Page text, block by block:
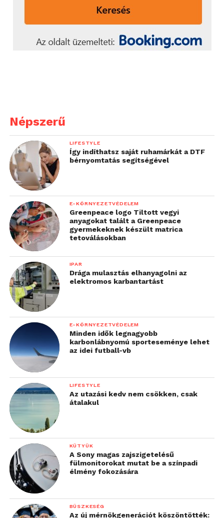
Népszerű
LIFESTYLE
Így indíthatsz saját ruhamárkát a DTF
bérnyomtatás segítségével
E-KÖRNYEZETVÉDELEM
Greenpeace logo Tiltott vegyi
anyagokat talált a Greenpeace
gyermekeknek készült matrica
tetoválásokban
IPAR
Drága mulasztás elhanyagolni az
elektromos karbantartást
E-KÖRNYEZETVÉDELEM
Minden idők legnagyobb
karbonlábnyomú sporteseménye lehet
az idei futball-vb
LIFESTYLE
Az utazási kedv nem csökken, csak
átalakul
KÜTYÜK
A Sony magas zajszigetelésű
fülmonitorokat mutat be a színpadi
élmény fokozására
BÜSZKESÉG
Az új mérnökgenerációt köszöntötték: